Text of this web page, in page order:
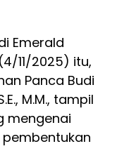
Emerald
11/2025) itu,
Panca Budi
M.M., tampil
mengenai